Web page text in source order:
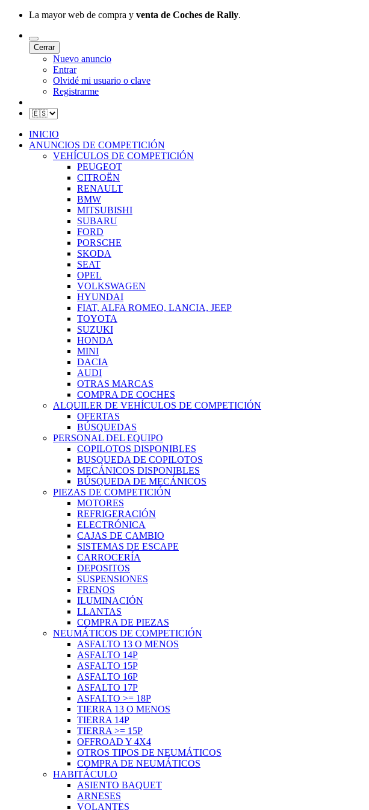
La mayor web de compra y venta de Coches de Rally.
Cerrar
Nuevo anuncio
Entrar
Olvidé mi usuario o clave
Registrarme
INICIO
ANUNCIOS DE COMPETICIÓN
VEHÍCULOS DE COMPETICIÓN
PEUGEOT
CITROËN
RENAULT
BMW
MITSUBISHI
SUBARU
FORD
PORSCHE
SKODA
SEAT
OPEL
VOLKSWAGEN
HYUNDAI
FIAT, ALFA ROMEO, LANCIA, JEEP
TOYOTA
SUZUKI
HONDA
MINI
DACIA
AUDI
OTRAS MARCAS
COMPRA DE COCHES
ALQUILER DE VEHÍCULOS DE COMPETICIÓN
OFERTAS
BÚSQUEDAS
PERSONAL DEL EQUIPO
COPILOTOS DISPONIBLES
BUSQUEDA DE COPILOTOS
MECÁNICOS DISPONIBLES
BÚSQUEDA DE MECÁNICOS
PIEZAS DE COMPETICIÓN
MOTORES
REFRIGERACIÓN
ELECTRÓNICA
CAJAS DE CAMBIO
SISTEMAS DE ESCAPE
CARROCERÍA
DEPOSITOS
SUSPENSIONES
FRENOS
ILUMINACIÓN
LLANTAS
COMPRA DE PIEZAS
NEUMÁTICOS DE COMPETICIÓN
ASFALTO 13 O MENOS
ASFALTO 14P
ASFALTO 15P
ASFALTO 16P
ASFALTO 17P
ASFALTO >= 18P
TIERRA 13 O MENOS
TIERRA 14P
TIERRA >= 15P
OFFROAD Y 4X4
OTROS TIPOS DE NEUMÁTICOS
COMPRA DE NEUMÁTICOS
HABITÁCULO
ASIENTO BAQUET
ARNESES
VOLANTES